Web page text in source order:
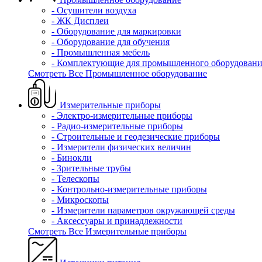
- Осушители воздуха
- ЖК Дисплеи
- Оборудование для маркировки
- Оборудование для обучения
- Промышленная мебель
- Комплектующие для промышленного
Смотреть Все Промышленное оборудование
Измерительные приборы
- Электро-измерительные приборы
- Радио-измерительные приборы
- Строительные и геодезические приборы
- Измерители физических величин
- Бинокли
- Зрительные трубы
- Телескопы
- Контрольно-измерительные приборы
- Микроскопы
- Измерители параметров окружающей среды
- Аксессуары и принадлежности
Смотреть Все Измерительные приборы